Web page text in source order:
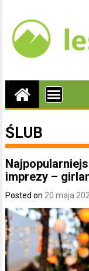
ŚLUB
imprezy –
Posted on 20 maja